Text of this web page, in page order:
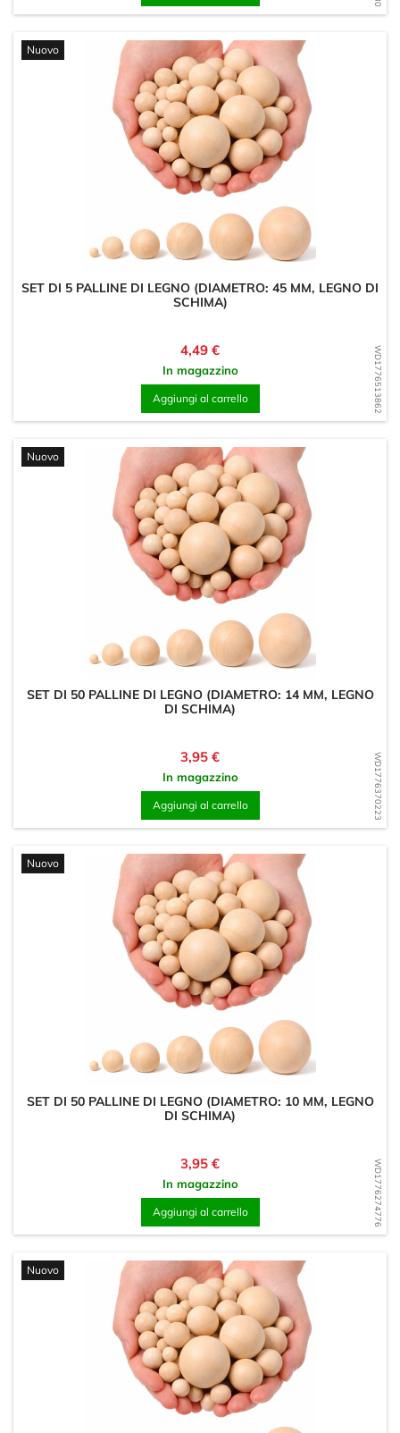
WD1776513862
Nuovo
SET DI 5 PALLINE DI LEGNO (DIAMETRO: 45 MM, LEGNO DI
SCHIMA)
Prezzo
4,49 €
In magazzino
Aggiungi al carrello
WD1776370223
Nuovo
SET DI 50 PALLINE DI LEGNO (DIAMETRO: 14 MM, LEGNO
DI SCHIMA)
Prezzo
3,95 €
In magazzino
Aggiungi al carrello
WD1776274776
Nuovo
SET DI 50 PALLINE DI LEGNO (DIAMETRO: 10 MM, LEGNO
DI SCHIMA)
Prezzo
3,95 €
In magazzino
Aggiungi al carrello
Nuovo